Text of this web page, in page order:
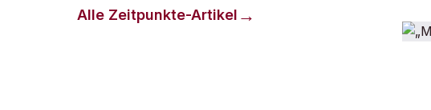
Alle Zeitpunkte-Artikel